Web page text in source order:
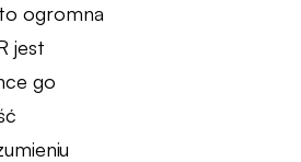
ogromna
jest
go